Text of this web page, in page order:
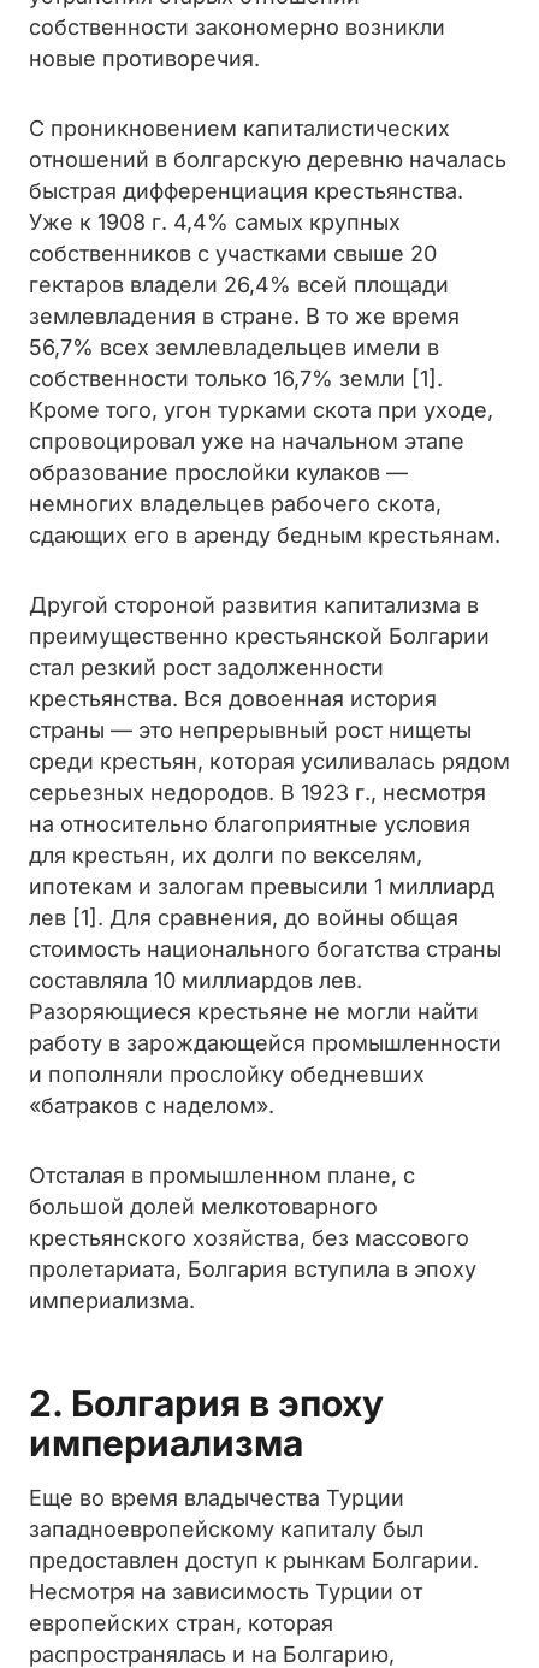
собственности закономерно возникли
новые противоречия.
С проникновением капиталистических
отношений в болгарскую деревню началась
быстрая дифференциация крестьянства.
Уже к 1908 г. 4,4% самых крупных
собственников с участками свыше 20
гектаров владели 26,4% всей площади
землевладения в стране. В то же время
56,7% всех землевладельцев имели в
собственности только 16,7% земли [1].
Кроме того, угон турками скота при уходе,
спровоцировал уже на начальном этапе
образование прослойки кулаков —
немногих владельцев рабочего скота,
сдающих его в аренду бедным крестьянам.
Другой стороной развития капитализма в
преимущественно крестьянской Болгарии
стал резкий рост задолженности
крестьянства. Вся довоенная история
страны — это непрерывный рост нищеты
среди крестьян, которая усиливалась рядом
серьезных недородов. В 1923 г., несмотря
на относительно благоприятные условия
для крестьян, их долги по векселям,
ипотекам и залогам превысили 1 миллиард
лев [1]. Для сравнения, до войны общая
стоимость национального богатства страны
составляла 10 миллиардов лев.
Разоряющиеся крестьяне не могли найти
работу в зарождающейся промышленности
и пополняли прослойку обедневших
«батраков с наделом».
Отсталая в промышленном плане, с
большой долей мелкотоварного
крестьянского хозяйства, без массового
пролетариата, Болгария вступила в эпоху
империализма.
2. Болгария в эпоху
империализма
Еще во время владычества Турции
западноевропейскому капиталу был
предоставлен доступ к рынкам Болгарии.
Несмотря на зависимость Турции от
европейских стран, которая
распространялась и на Болгарию,